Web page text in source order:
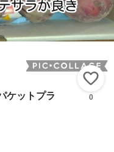
ットプラ
0